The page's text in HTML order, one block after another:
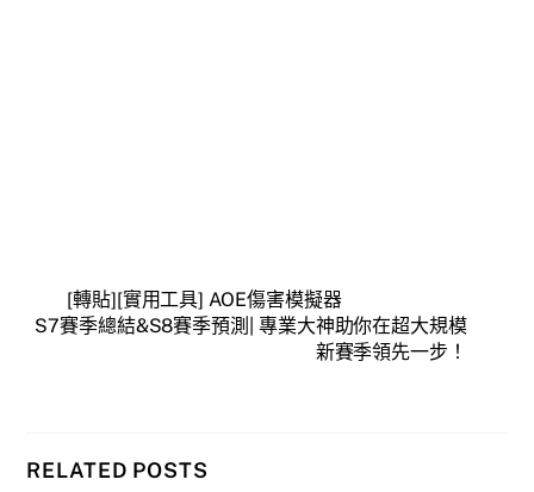
[轉貼][實用工具] AOE傷害模擬器
S7賽季總結&S8賽季預測| 專業大神助你在超大規模
新賽季領先一步！
RELATED POSTS